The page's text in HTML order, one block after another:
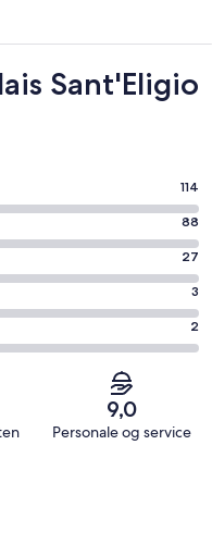
Sant'Eligio
114
88
27
3
2
9,0
Personale og service